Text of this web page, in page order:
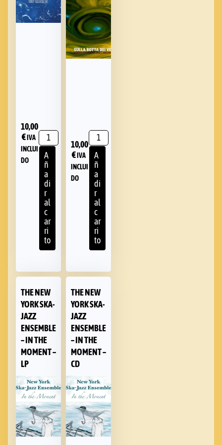
10,00
€ IVA
INCLUI
DO
A
ñ
a
di
r
al
c
ar
ri
to
10,00
€ IVA
INCLUI
DO
A
ñ
a
di
r
al
c
ar
ri
to
THE NEW
YORK SKA-
JAZZ
ENSEMBLE
– IN THE
MOMENT –
LP
THE NEW
YORK SKA-
JAZZ
ENSEMBLE
– IN THE
MOMENT –
CD